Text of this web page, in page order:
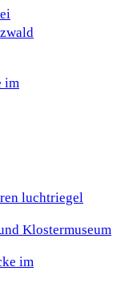
im
Klostermuseum